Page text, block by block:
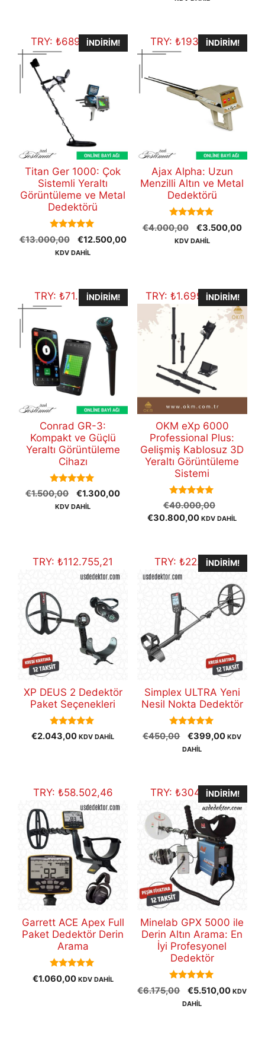
TRY: ₺689.887,50
İNDIRIM!
Titan Ger 1000: Çok
Sistemli Yeraltı
Görüntüleme ve Metal
Dedektörü
5.00
out of 5
€13.000,00
Orijinal
fiyat:
€12.500,00Şu
KDV DAHİL
TRY:₺193.168,50
İNDIRIM!
Ajax Alpha: Uzun
Menzilli Altın ve Metal
Dedektörü
5.00
out of 5
€4.000,00
Orijinal
fiyat:
€3.500,00Şu
KDV DAHİL
TRY: ₺71.748,30
İNDIRIM!
Conrad GR-3:
Kompakt ve Güçlü
Yeraltı Görüntüleme
Cihazı
5.00
out of 5
€1.500,00
Orijinal
fiyat:
€1.300,00Şu
KDV DAHİL
TRY: ₺1.699.882,80
İNDIRIM!
OKM eXp 6000
Professional Plus:
Gelişmiş Kablosuz 3D
Yeraltı Görüntüleme
Sistemi
5.00
out of 5
€40.000,00
fiyat:
€30.800,00Şu
€30.800,00.
KDV DAHİL
TRY:₺112.755,21
XP DEUS 2 Dedektör
Paket Seçenekleri
5.00
out of 5
€2.043,00 KDV DAHİL
TRY: ₺22.021,21
İNDIRIM!
Simplex ULTRA Yeni
Nesil Nokta Dedektör
5.00
out of 5
€450,00
Orijinal
fiyat:
€399,00Şu
KDV
DAHİL
TRY: ₺58.502,46
Garrett ACE Apex Full
Paket Dedektör Derin
Arama
5.00
out of 5
€1.060,00 KDV DAHİL
TRY:₺304.102,41
İNDIRIM!
Minelab GPX 5000 ile
Derin Altın Arama: En
İyi Profesyonel
Dedektör
5.00
out of 5
€6.175,00
Orijinal
fiyat:
€5.510,00Şu
KDV
DAHİL